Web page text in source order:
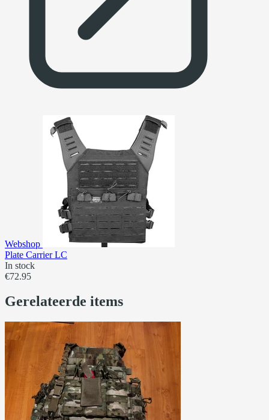
Webshop
Plate Carrier LC
In stock
€72.95
Gerelateerde items